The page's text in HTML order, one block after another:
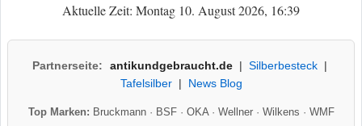
Aktuelle Zeit: Montag 10. August 2026, 16:39
Partnerseite: antikundgebraucht.de| Silberbesteck|
Tafelsilber| News Blog
Top Marken: Bruckmann· BSF· OKA· Wellner· Wilkens · WMF